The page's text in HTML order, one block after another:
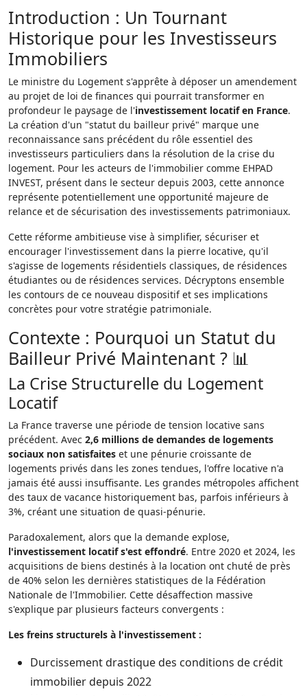
Introduction : Un Tournant
Historique pour les Investisseurs
Immobiliers
Le ministre du Logement s'apprête à déposer un amendement
au projet de loi de finances qui pourrait transformer en
profondeur le paysage de l'investissement locatif en France.
La création d'un "statut du bailleur privé" marque une
reconnaissance sans précédent du rôle essentiel des
investisseurs particuliers dans la résolution de la crise du
logement. Pour les acteurs de l'immobilier comme EHPAD
INVEST, présent dans le secteur depuis 2003, cette annonce
représente potentiellement une opportunité majeure de
relance et de sécurisation des investissements patrimoniaux.
Cette réforme ambitieuse vise à simplifier, sécuriser et
encourager l'investissement dans la pierre locative, qu'il
s'agisse de logements résidentiels classiques, de résidences
étudiantes ou de résidences services. Décryptons ensemble
les contours de ce nouveau dispositif et ses implications
concrètes pour votre stratégie patrimoniale.
Contexte : Pourquoi un Statut du
Bailleur Privé Maintenant ? 📊
La Crise Structurelle du Logement
Locatif
La France traverse une période de tension locative sans
précédent. Avec 2,6 millions de demandes de logements
sociaux non satisfaites et une pénurie croissante de
logements privés dans les zones tendues, l'offre locative n'a
jamais été aussi insuffisante. Les grandes métropoles affichent
des taux de vacance historiquement bas, parfois inférieurs à
3%, créant une situation de quasi-pénurie.
Paradoxalement, alors que la demande explose,
l'investissement locatif s'est effondré. Entre 2020 et 2024, les
acquisitions de biens destinés à la location ont chuté de près
de 40% selon les dernières statistiques de la Fédération
Nationale de l'Immobilier. Cette désaffection massive
s'explique par plusieurs facteurs convergents :
Les freins structurels à l'investissement :
Durcissement drastique des conditions de crédit
immobilier depuis 2022